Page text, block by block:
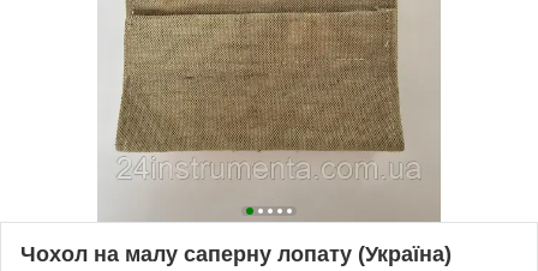
Чохол на малу саперну лопату (Україна)